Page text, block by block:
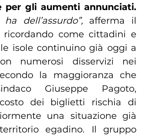
per gli aumenti annunciati.
dell’assurdo”, afferma il
ricordando come cittadini e
isole continuino già oggi a
numerosi disservizi nei
la maggioranza che
Giuseppe Pagoto,
dei biglietti rischia di
una situazione già
egadino. Il gruppo